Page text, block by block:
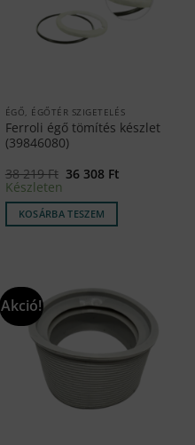
ÉGŐ, ÉGŐTÉR SZIGETELÉS
Ferroli égő tömítés készlet
(39846080)
38 219Ft Original
38
219 Ft.
36 308 FtCurrent
Készleten
KOSÁRBA TESZEM
Akció!